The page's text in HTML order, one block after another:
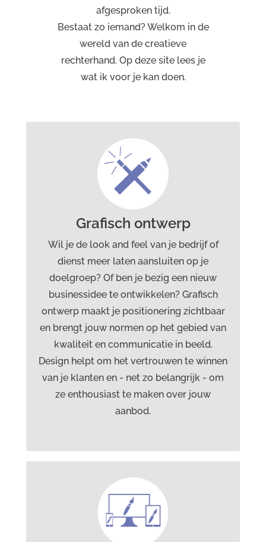
afgesproken tijd.
Bestaat zo iemand? Welkom in de
wereld van de creatieve
rechterhand. Op deze site lees je
wat ik voor je kan doen.
Grafisch ontwerp
Wil je de look and feel van je bedrijf of
dienst meer laten aansluiten op je
doelgroep? Of ben je bezig een nieuw
businessidee te ontwikkelen? Grafisch
ontwerp maakt je positionering zichtbaar
en brengt jouw normen op het gebied van
kwaliteit en communicatie in beeld.
Design helpt om het vertrouwen te winnen
van je klanten en - net zo belangrijk - om
ze enthousiast te maken over jouw
aanbod.
Diensten Drost advies &
creatie
Grafisch ontwerp
Webdesign
Marketingcommunicatie
Branding
Diensten Drost advies &
creatie
Grafisch ontwerp